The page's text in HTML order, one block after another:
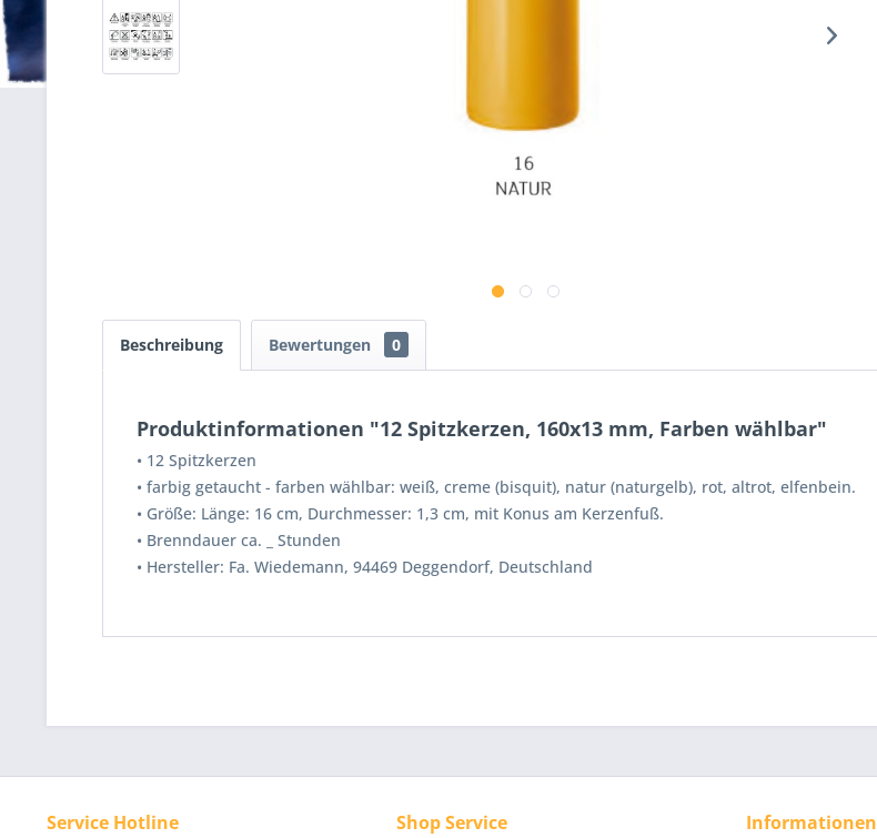
Beschreibung Bewertungen 0
Produktinformationen "12 Spitzkerzen, 160x13 mm, Farben wählbar"
• 12 Spitzkerzen
• farbig getaucht - farben wählbar: weiß, creme (bisquit), natur (naturgelb), rot, altrot, elfenbein.
• Größe: Länge: 16 cm, Durchmesser: 1,3 cm, mit Konus am Kerzenfuß.
• Brenndauer ca. _ Stunden
• Hersteller: Fa. Wiedemann, 94469 Deggendorf, Deutschland
Service Hotline Shop Service Informationen